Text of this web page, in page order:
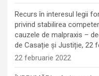
Recurs în interesul legii
privind stabilirea
cauzele de malpraxis –
de Casație și Justiție, 22
22 februarie 2022